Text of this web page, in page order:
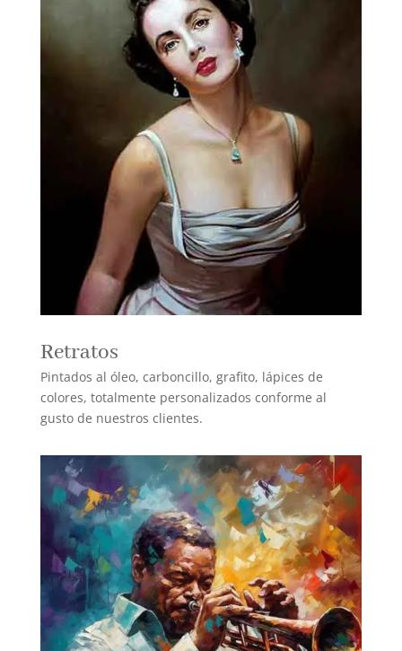
Retratos
Pintados al óleo, carboncillo, grafito, lápices de
colores, totalmente personalizados conforme al
gusto de nuestros clientes.